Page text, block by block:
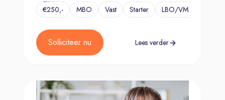
€250,-
per
dag
MBO Vast Starter LBO/VMBO
Solliciteer nu Lees verder